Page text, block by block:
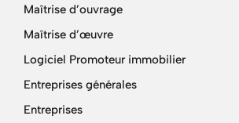
Maîtrise d’ouvrage
Maîtrise d’œuvre
Logiciel Promoteur immobilier
Entreprises générales
Entreprises